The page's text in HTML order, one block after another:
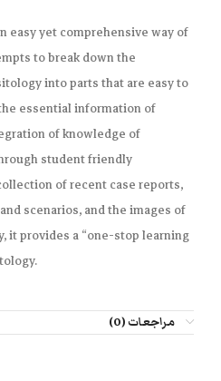
easy yet comprehensive way of
to break down the
into parts that are easy to
essential information of
of knowledge of
student friendly
of recent case reports,
scenarios, and the images of
it provides a “one-stop learning
مراجعات (0)